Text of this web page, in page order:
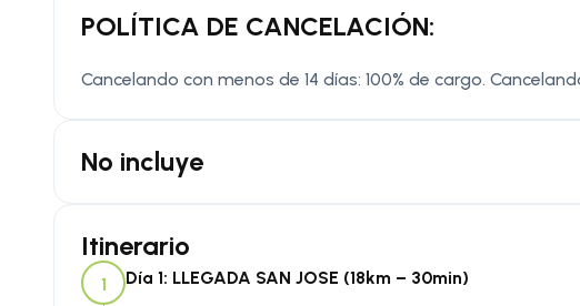
POLÍTICA DE CANCELACIÓN:
Cancelando con menos de 14 días: 100% de cargo.
No incluye
Itinerario
1
Día 1: LLEGADA SAN JOSE (18km – 30min)